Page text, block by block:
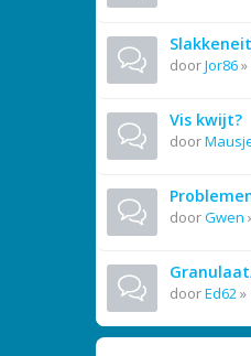
doorJor86»
Vis kwijt?
door
doorGwen
doorEd62»